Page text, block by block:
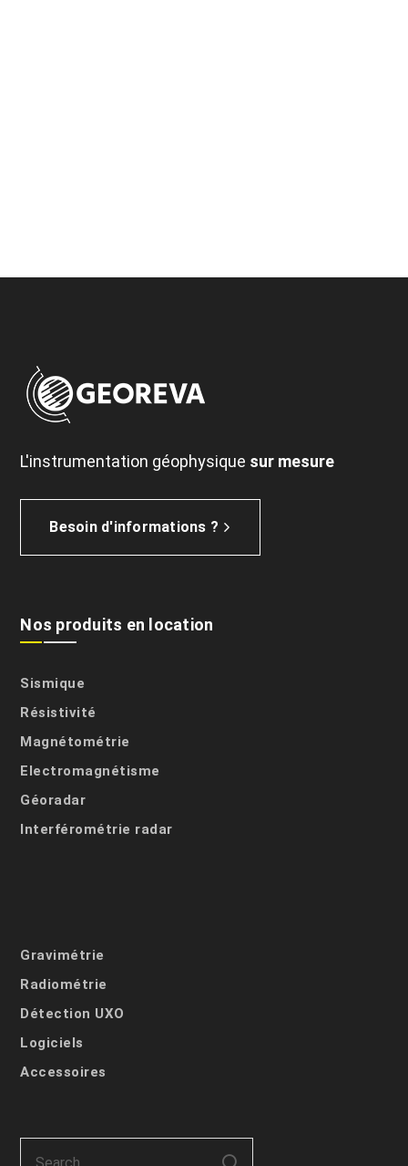
L'instrumentation géophysique sur mesure
Besoin d'informations ?
Nos produits en location
Sismique
Résistivité
Magnétométrie
Electromagnétisme
Géoradar
Interférométrie radar
Gravimétrie
Radiométrie
Détection UXO
Logiciels
Accessoires